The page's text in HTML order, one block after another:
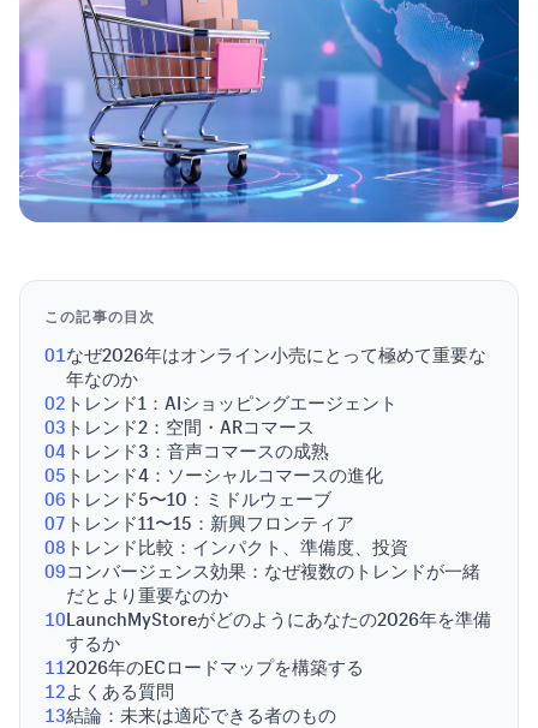
この記事の目次
01なぜ2026年はオンライン小売にとって極めて重要な
年なのか
02 トレンド1：AIショッピングエージェント
03 トレンド2：空間・ARコマース
04 トレンド3：音声コマースの成熟
05 トレンド4：ソーシャルコマースの進化
06 トレンド5〜10：ミドルウェーブ
07 トレンド11〜15：新興フロンティア
08 トレンド比較：インパクト、準備度、投資
09コンバージェンス効果：なぜ複数のトレンドが一緒
だとより重要なのか
10LaunchMyStoreがどのようにあなたの2026年を準備
するか
112026年のECロードマップを構築する
12よくある質問
13結論：未来は適応できる者のもの